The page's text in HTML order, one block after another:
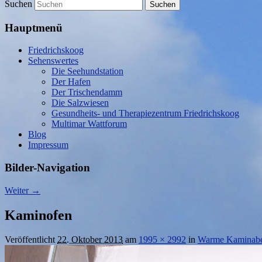
Suchen
Hauptmenü
Friedrichskoog
Sehenswertes
Die Seehundstation
Der Hafen
Der Trischendamm
Die Salzwiesen
Gesundheits- und Therapiezentrum Friedrichskoog
Multimar Wattforum
Blog
Impressum
Bilder-Navigation
Weiter →
Kaminofen
Veröffentlicht22. Oktober 2013 am 1995 × 2992 in Warme